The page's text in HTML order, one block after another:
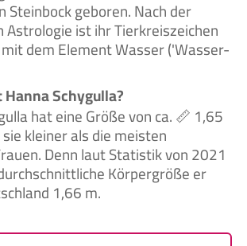
Steinbock geboren. Nach der
Astrologie ist ihr Tierkreiszeichen
dem Element Wasser ('Wasser-
Schygulla?
hat eine Größe von ca. 📏 1,65
kleiner als die meisten
Denn laut Statistik von 2021
Körpergröße er
1,66 m.